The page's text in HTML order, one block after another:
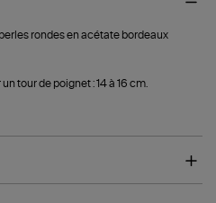
rondes en acétate bordeaux
tour de poignet : 14 à 16 cm.